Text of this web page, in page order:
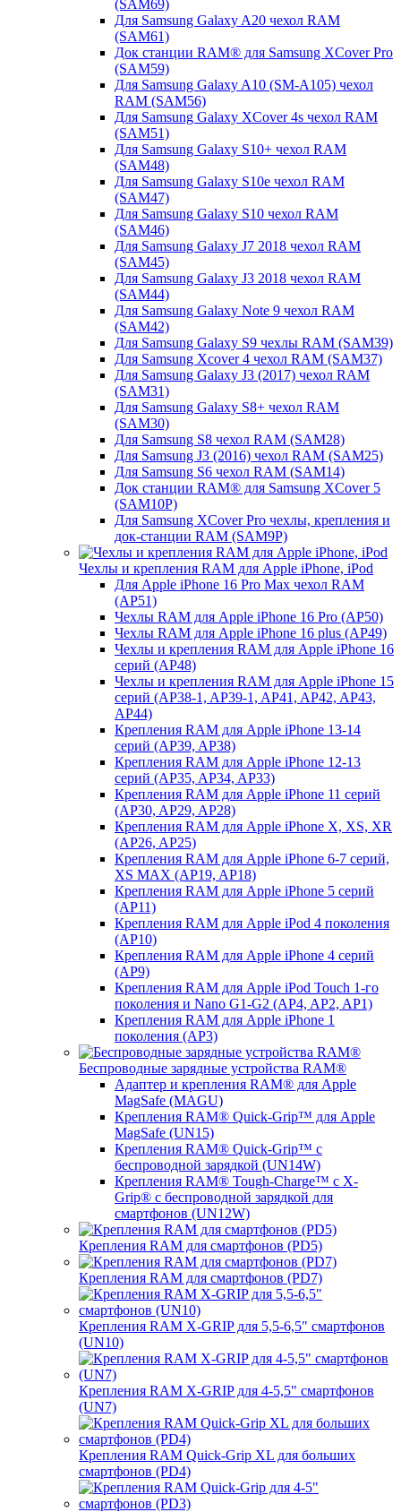
(SAM69)
Для Samsung Galaxy A20 чехол RAM
(SAM61)
Док станции RAM® для Samsung XCover Pro
(SAM59)
Для Samsung Galaxy A10 (SM-A105) чехол
RAM (SAM56)
Для Samsung Galaxy XCover 4s чехол RAM
(SAM51)
Для Samsung Galaxy S10+ чехол RAM
(SAM48)
Для Samsung Galaxy S10e чехол RAM
(SAM47)
Для Samsung Galaxy S10 чехол RAM
(SAM46)
Для Samsung Galaxy J7 2018 чехол RAM
(SAM45)
Для Samsung Galaxy J3 2018 чехол RAM
(SAM44)
Для Samsung Galaxy Note 9 чехол RAM
(SAM42)
Для Samsung Galaxy S9 чехлы RAM (SAM39)
Для Samsung Xcover 4 чехол RAM (SAM37)
Для Samsung Galaxy J3 (2017) чехол RAM
(SAM31)
Для Samsung Galaxy S8+ чехол RAM
(SAM30)
Для Samsung S8 чехол RAM (SAM28)
Для Samsung J3 (2016) чехол RAM (SAM25)
Для Samsung S6 чехол RAM (SAM14)
Док станции RAM® для Samsung XCover 5
(SAM10P)
Для Samsung XCover Pro чехлы, крепления и
док-станции RAM (SAM9P)
Чехлы и крепления RAM для Apple iPhone, iPod
Для Apple iPhone 16 Pro Max чехол RAM
(AP51)
Чехлы RAM для Apple iPhone 16 Pro (AP50)
Чехлы RAM для Apple iPhone 16 plus (AP49)
Чехлы и крепления RAM для Apple iPhone 16
серий (AP48)
Чехлы и крепления RAM для Apple iPhone 15
серий (AP38-1, AP39-1, AP41, AP42, AP43,
AP44)
Крепления RAM для Apple iPhone 13-14
серий (AP39, AP38)
Крепления RAM для Apple iPhone 12-13
серий (AP35, AP34, AP33)
Крепления RAM для Apple iPhone 11 серий
(AP30, AP29, AP28)
Крепления RAM для Apple iPhone X, XS, XR
(AP26, AP25)
Крепления RAM для Apple iPhone 6-7 серий,
XS MAX (AP19, AP18)
Крепления RAM для Apple iPhone 5 серий
(AP11)
Крепления RAM для Apple iPod 4 поколения
(AP10)
Крепления RAM для Apple iPhone 4 серий
(AP9)
Крепления RAM для Apple iPod Touch 1-го
поколения и Nano G1-G2 (AP4, AP2, AP1)
Крепления RAM для Apple iPhone 1
поколения (AP3)
Беспроводные зарядные устройства RAM®
Адаптер и крепления RAM® для Apple
MagSafe (MAGU)
Крепления RAM® Quick-Grip™ для Apple
MagSafe (UN15)
Крепления RAM® Quick-Grip™ с
беспроводной зарядкой (UN14W)
Крепления RAM® Tough-Charge™ с X-
Grip® с беспроводной зарядкой для
смартфонов (UN12W)
Крепления RAM для смартфонов (PD5)
Крепления RAM для смартфонов (PD7)
Крепления RAM X-GRIP для 5,5-6,5" смартфонов
(UN10)
Крепления RAM X-GRIP для 4-5,5" смартфонов
(UN7)
Крепления RAM Quick-Grip XL для больших
смартфонов (PD4)